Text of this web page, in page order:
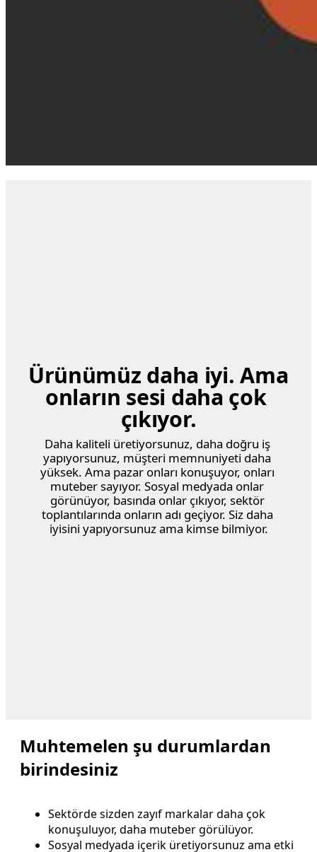
Ürünümüz daha iyi. Ama
onların sesi daha çok
çıkıyor.
Daha kaliteli üretiyorsunuz, daha doğru iş
yapıyorsunuz, müşteri memnuniyeti daha
yüksek. Ama pazar onları konuşuyor, onları
muteber sayıyor. Sosyal medyada onlar
görünüyor, basında onlar çıkıyor, sektör
toplantılarında onların adı geçiyor. Siz daha
iyisini yapıyorsunuz ama kimse bilmiyor.
Muhtemelen şu durumlardan
birindesiniz
Sektörde sizden zayıf markalar daha çok
konuşuluyor, daha muteber görülüyor.
Sosyal medyada içerik üretiyorsunuz ama etki